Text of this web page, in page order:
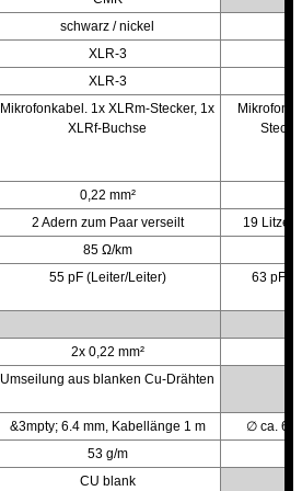
schwarz / nickel
XLR-3
XLR-3
Mikrofonkabel. 1x XLRm-Stecker, 1x
XLRf-Buchse
Mikrofon-/
0,22 mm²
2 Adern zum Paar verseilt
19 Litzen
85 Ω/km
55 pF (Leiter/Leiter)
63 pF
2x 0,22 mm²
Umseilung aus blanken Cu-Drähten
&3mpty; 6.4 mm, Kabellänge 1 m
∅ ca. 6
53 g/m
CU blank